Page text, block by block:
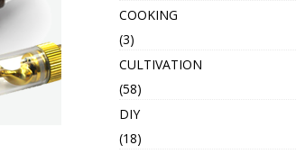
COOKING
(3)
CULTIVATION
(58)
DIY
(18)